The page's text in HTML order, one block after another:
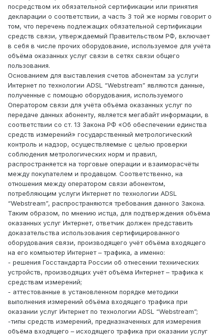
посредством их обязательной сертификации или принятия
декларации о соответствии, а часть 3 той же нормы говорит о
том, что перечень подлежащих обязательной сертификации
средств связи, утверждаемый Правительством РФ, включает
в себя в числе прочих оборудование, используемое для учёта
объёма оказанных услуг связи в сетях связи общего
пользования.
Основанием для выставления счетов абонентам за услуги
Интернет по технологии АDSL “Webstream” являются данные,
полученные с помощью оборудования, используемого
Оператором связи для учёта объёма оказанных услуг по
передаче данных абоненту, является мегабайт информации, в
соответствии со ст. 13 Закона РФ «Об обеспечении единства
средств измерений» государственный метрологический
контроль и надзор, осуществляемые с целью проверки
соблюдения метрологических норм и правил,
распространяется на торговые операции и взаиморасчёты
между покупателем и продавцом. Соответственно, на
отношения между оператором связи абонентом,
потребляющим услуги Интернет по технологии АDSL
“Webstream”, распространяются требования данного Закона.
Таким образом, по мнению истца, для подтверждения объёма
оказанных услуг Интернет, ответчик должен представить
доказательства использования сертифицированного
оборудования связи, производящего учёт объёма входящего
на его компьютер Интернет – трафика, а именно:
- решения Госстандарта России об отнесении технических
устройств, производящих учёт объёма Интернет – трафика к
средствам измерений;
- аттестованные в установленном порядке методики
выполнения измерений объёма входящего трафика при
оказании услуг Интернет по технологии АDSL “Webstream”;
-типы средств измерений, предназначенных для измерения
объёма входящего – исходящего трафика при оказании услуг